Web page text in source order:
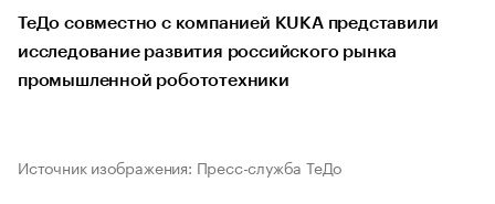
ТеДо совместно с компанией KUKA представили
исследование развития российского рынка
промышленной робототехники
Источник изображения: Пресс-служба ТеДо